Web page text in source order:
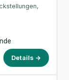
Details →